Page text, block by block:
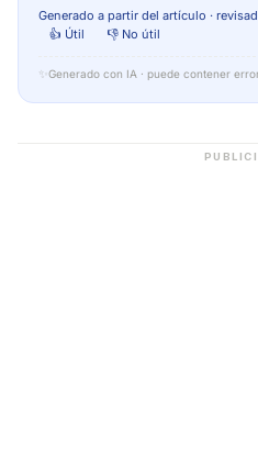
Generado a partir del artículo ·
👍 Útil
👎 No útil
✨ Generado con IA · puede contener